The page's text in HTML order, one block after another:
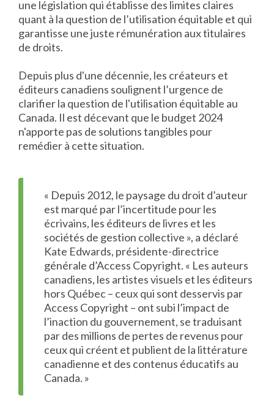
une législation qui établisse des limites claires
quant à la question de l’utilisation équitable et qui
garantisse une juste rémunération aux titulaires
de droits.
Depuis plus d'une décennie, les créateurs et
éditeurs canadiens soulignent l’urgence de
clarifier la question de l'utilisation équitable au
Canada. Il est décevant que le budget 2024
n'apporte pas de solutions tangibles pour
remédier à cette situation.
« Depuis 2012, le paysage du droit d’auteur
est marqué par l’incertitude pour les
écrivains, les éditeurs de livres et les
sociétés de gestion collective », a déclaré
Kate Edwards, présidente-directrice
générale d’Access Copyright. « Les auteurs
canadiens, les artistes visuels et les éditeurs
hors Québec – ceux qui sont desservis par
Access Copyright – ont subi l’impact de
l’inaction du gouvernement, se traduisant
par des millions de pertes de revenus pour
ceux qui créent et publient de la littérature
canadienne et des contenus éducatifs au
Canada. »